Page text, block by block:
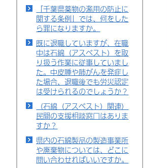
「千葉県薬物の濫用の防止に
関する条例」では、何をした
ら罪になりますか。
既に退職していますが、在職
中は石綿（アスベスト）を取
り扱う作業に従事していまし
た。中皮腫や肺がんを発症し
た場合、退職後でも労災認定
は受けられるのでしょうか？
（石綿（アスベスト）関連）
民間の支援相談窓口はありま
すか？
県内の石綿製品の製造事業所
や廃棄物については、どこに
問い合わせればいいですか。